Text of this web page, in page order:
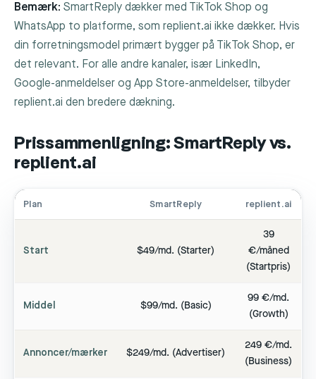
Bemærk: SmartReply dækker med TikTok Shop og
WhatsApp to platforme, som replient.ai ikke dækker. Hvis
din forretningsmodel primært bygger på TikTok Shop, er
det relevant. For alle andre kanaler, især LinkedIn,
Google-anmeldelser og App Store-anmeldelser, tilbyder
replient.ai den bredere dækning.
Prissammenligning: SmartReply vs.
replient.ai
Plan SmartReply replient.ai
Start $49/md. (Starter)
39
€/måned
(Startpris)
Middel $99/md. (Basic)
99 €/md.
(Growth)
Annoncer/mærker $249/md. (Advertiser)
249 €/md.
(Business)